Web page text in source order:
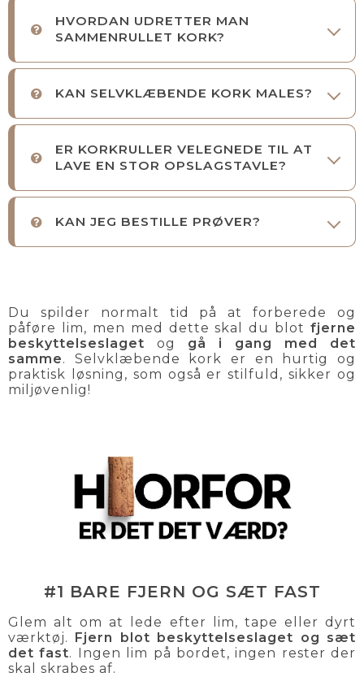
HVORDAN UDRETTER MAN
SAMMENRULLET KORK?
KAN SELVKLÆBENDE KORK MALES?
ER KORKRULLER VELEGNEDE TIL AT
LAVE EN STOR OPSLAGSTAVLE?
KAN JEG BESTILLE PRØVER?
Du spilder normalt tid på at forberede og
påføre lim, men med dette skal du blot fjerne
beskyttelseslaget og gå i gang med det
samme. Selvklæbende kork er en hurtig og
praktisk løsning, som også er stilfuld, sikker og
miljøvenlig!
#1 BARE FJERN OG SÆT FAST
Glem alt om at lede efter lim, tape eller dyrt
værktøj. Fjern blot beskyttelseslaget og sæt
det fast. Ingen lim på bordet, ingen rester der
skal skrabes af.